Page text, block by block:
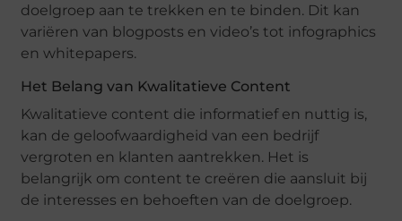
doelgroep aan te trekken en te binden. Dit kan
variëren van blogposts en video’s tot infographics
en whitepapers.
Het Belang van Kwalitatieve Content
Kwalitatieve content die informatief en nuttig is,
kan de geloofwaardigheid van een bedrijf
vergroten en klanten aantrekken. Het is
belangrijk om content te creëren die aansluit bij
de interesses en behoeften van de doelgroep.